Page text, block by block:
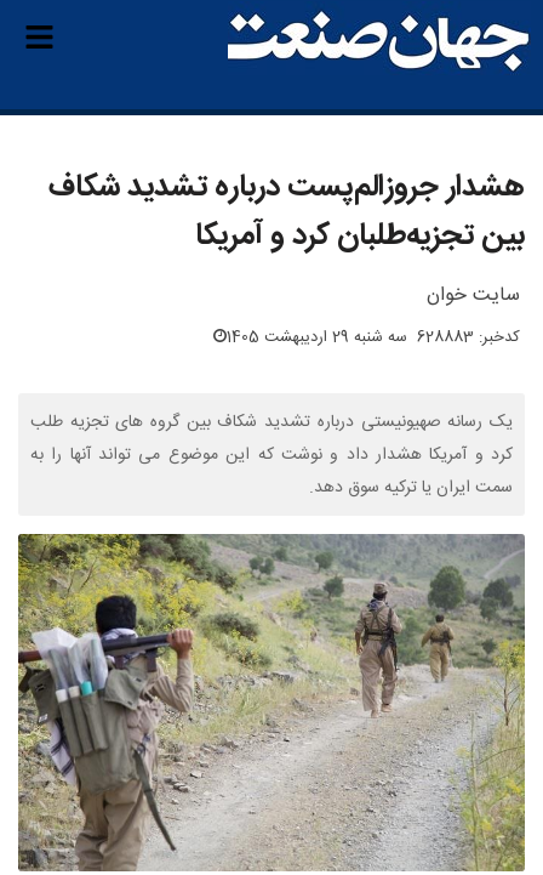
هشدار جروزالم‌پست درباره تشدید شکاف
بین تجزیه‌طلبان کرد و آمریکا
سایت خوان
کدخبر: 628883 سه شنبه 29 اردیبهشت 1405
یک رسانه صهیونیستی درباره تشدید شکاف بین گروه های تجزیه طلب
کرد و آمریکا هشدار داد و نوشت که این موضوع می تواند آنها را به
سمت ایران یا ترکیه سوق دهد.